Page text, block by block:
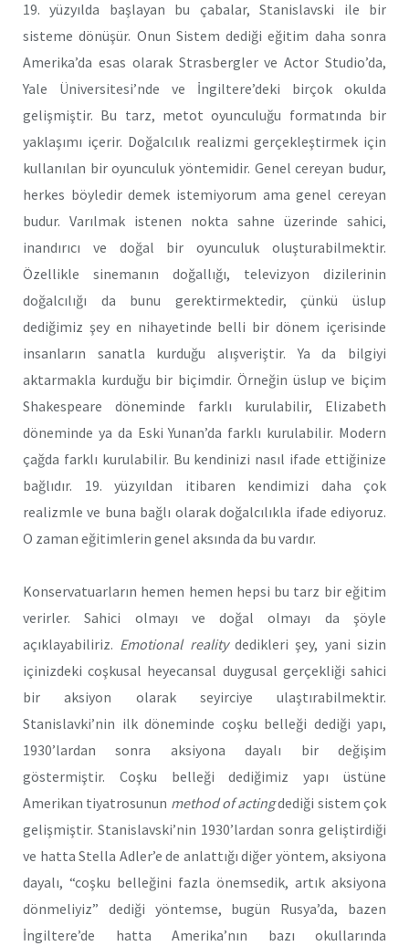
19. yüzyılda başlayan bu çabalar, Stanislavski ile bir
sisteme dönüşür. Onun Sistem dediği eğitim daha sonra
Amerika’da esas olarak Strasbergler ve Actor Studio’da,
Yale Üniversitesi’nde ve İngiltere’deki birçok okulda
gelişmiştir. Bu tarz, metot oyunculuğu formatında bir
yaklaşımı içerir. Doğalcılık realizmi gerçekleştirmek için
kullanılan bir oyunculuk yöntemidir. Genel cereyan budur,
herkes böyledir demek istemiyorum ama genel cereyan
budur. Varılmak istenen nokta sahne üzerinde sahici,
inandırıcı ve doğal bir oyunculuk oluşturabilmektir.
Özellikle sinemanın doğallığı, televizyon dizilerinin
doğalcılığı da bunu gerektirmektedir, çünkü üslup
dediğimiz şey en nihayetinde belli bir dönem içerisinde
insanların sanatla kurduğu alışveriştir. Ya da bilgiyi
aktarmakla kurduğu bir biçimdir. Örneğin üslup ve biçim
Shakespeare döneminde farklı kurulabilir, Elizabeth
döneminde ya da Eski Yunan’da farklı kurulabilir. Modern
çağda farklı kurulabilir. Bu kendinizi nasıl ifade ettiğinize
bağlıdır. 19. yüzyıldan itibaren kendimizi daha çok
realizmle ve buna bağlı olarak doğalcılıkla ifade ediyoruz.
O zaman eğitimlerin genel aksında da bu vardır.
Konservatuarların hemen hemen hepsi bu tarz bir eğitim
verirler. Sahici olmayı ve doğal olmayı da şöyle
açıklayabiliriz. Emotional realitydedikleri şey, yani sizin
içinizdeki coşkusal heyecansal duygusal gerçekliği sahici
bir aksiyon olarak seyirciye ulaştırabilmektir.
Stanislavki’nin ilk döneminde coşku belleği dediği yapı,
1930’lardan sonra aksiyona dayalı bir değişim
göstermiştir. Coşku belleği dediğimiz yapı üstüne
Amerikan tiyatrosunun method of actingdediği sistem çok
gelişmiştir. Stanislavski’nin 1930’lardan sonra geliştirdiği
ve hatta Stella Adler’e de anlattığı diğer yöntem, aksiyona
dayalı, “coşku belleğini fazla önemsedik, artık aksiyona
dönmeliyiz” dediği yöntemse, bugün Rusya’da, bazen
İngiltere’de hatta Amerika’nın bazı okullarında